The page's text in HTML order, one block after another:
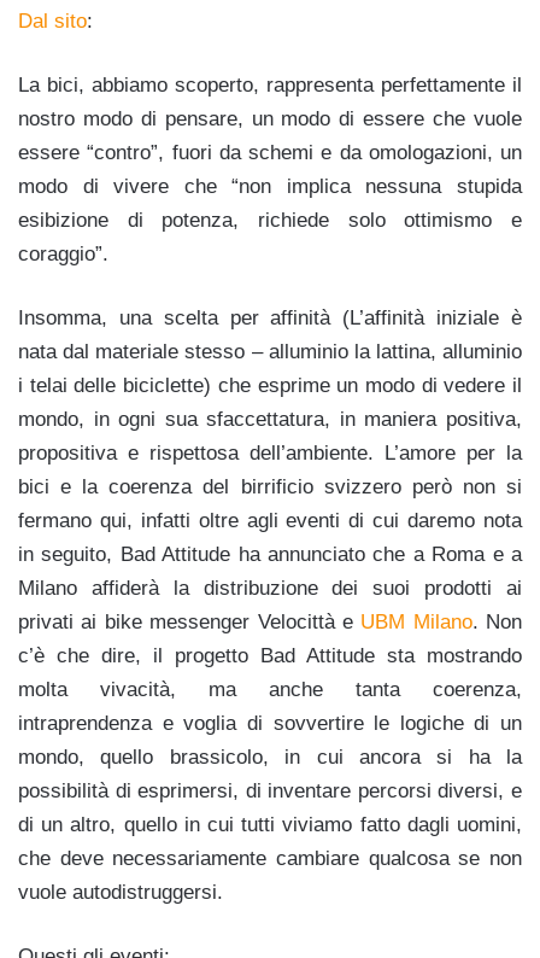
Dal sito:
La bici, abbiamo scoperto, rappresenta perfettamente il
nostro modo di pensare, un modo di essere che vuole
essere “contro”, fuori da schemi e da omologazioni, un
modo di vivere che “non implica nessuna stupida
esibizione di potenza, richiede solo ottimismo e
coraggio”.
Insomma, una scelta per affinità (L’affinità iniziale è
nata dal materiale stesso – alluminio la lattina, alluminio
i telai delle biciclette) che esprime un modo di vedere il
mondo, in ogni sua sfaccettatura, in maniera positiva,
propositiva e rispettosa dell’ambiente. L’amore per la
bici e la coerenza del birrificio svizzero però non si
fermano qui, infatti oltre agli eventi di cui daremo nota
in seguito, Bad Attitude ha annunciato che a Roma e a
Milano affiderà la distribuzione dei suoi prodotti ai
privati ai bike messenger Velocittà e UBM Milano. Non
c’è che dire, il progetto Bad Attitude sta mostrando
molta vivacità, ma anche tanta coerenza,
intraprendenza e voglia di sovvertire le logiche di un
mondo, quello brassicolo, in cui ancora si ha la
possibilità di esprimersi, di inventare percorsi diversi, e
di un altro, quello in cui tutti viviamo fatto dagli uomini,
che deve necessariamente cambiare qualcosa se non
vuole autodistruggersi.